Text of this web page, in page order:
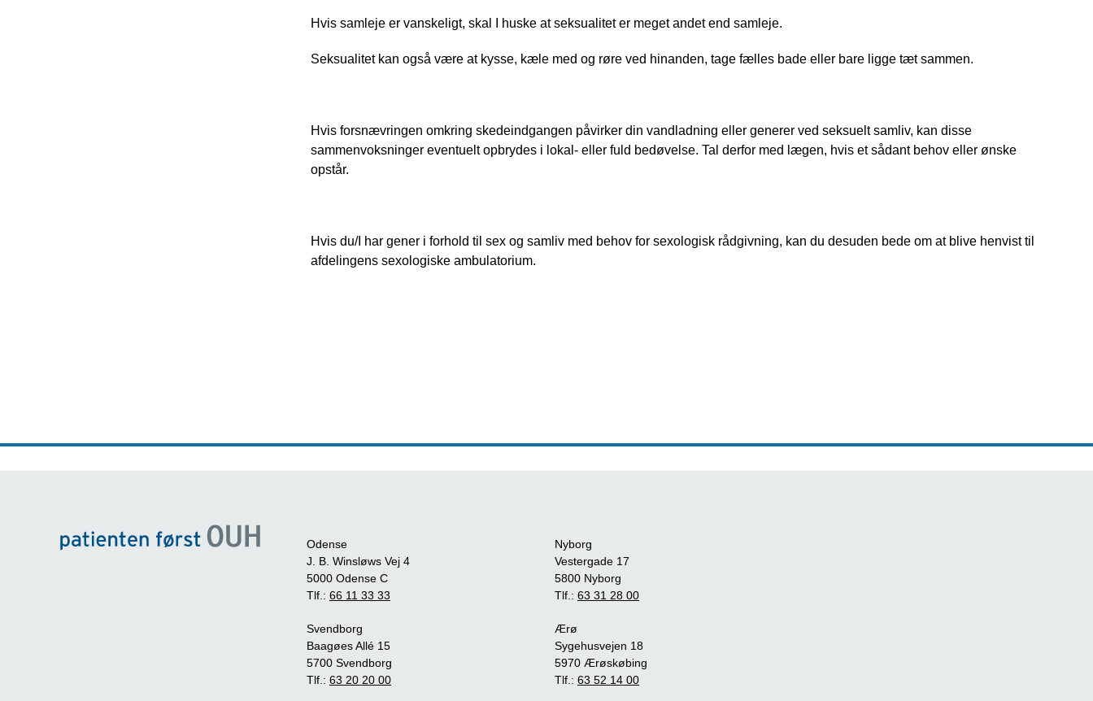
Hvis samleje er vanskeligt, skal I huske at seksualitet er meget andet end samleje.
Seksualitet kan også være at kysse, kæle med og røre ved hinanden, tage fælles bade eller bare ligge tæt sammen.
Hvis forsnævringen omkring skedeindgangen påvirker din vandladning eller generer ved seksuelt samliv, kan disse
sammenvoksninger eventuelt opbrydes i lokal- eller fuld bedøvelse. Tal derfor med lægen, hvis et sådant behov eller ønske
opstår.
Hvis du/I har gener i forhold til sex og samliv med behov for sexologisk rådgivning, kan du desuden bede om at blive henvist til
afdelingens sexologiske ambulatorium.
Odense
J. B. Winsløws Vej 4
5000 Odense C
Tlf.: 66 11 33 33
Svendborg
Baagøes Allé 15
5700 Svendborg
Tlf.: 63 20 20 00
Nyborg
Vestergade 17
5800 Nyborg
Tlf.: 63 31 28 00
Ærø
Sygehusvejen 18
5970 Ærøskøbing
Tlf.: 63 52 14 00